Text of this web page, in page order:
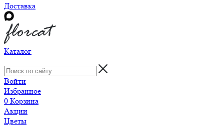
Доставка
Каталог
Войти
Избранное
0 Корзина
Акции
Цветы